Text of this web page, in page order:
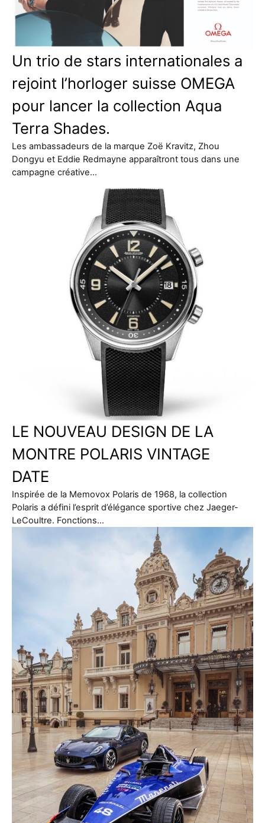
Un trio de stars internationales a
rejoint l’horloger suisse OMEGA
pour lancer la collection Aqua
Terra Shades.
Les ambassadeurs de la marque Zoë Kravitz, Zhou
Dongyu et Eddie Redmayne apparaîtront tous dans une
campagne créative…
LE NOUVEAU DESIGN DE LA
MONTRE POLARIS VINTAGE
DATE
Inspirée de la Memovox Polaris de 1968, la collection
Polaris a défini l’esprit d’élégance sportive chez Jaeger-
LeCoultre. Fonctions…